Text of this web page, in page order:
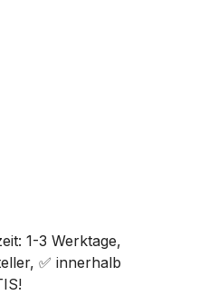
1-3 Werktage,
✅ innerhalb